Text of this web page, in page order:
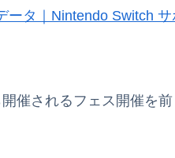
ータ｜Nintendo Switch サ
催されるフェス開催を